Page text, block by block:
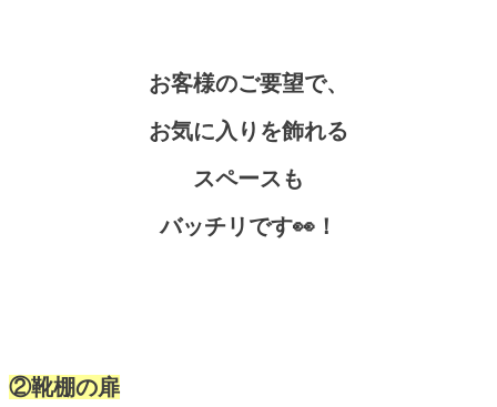
お客様のご要望で、
お気に入りを飾れる
スペースも
バッチリです👀！
②靴棚の扉